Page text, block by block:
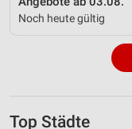
Noch heute gültig
Top Städte